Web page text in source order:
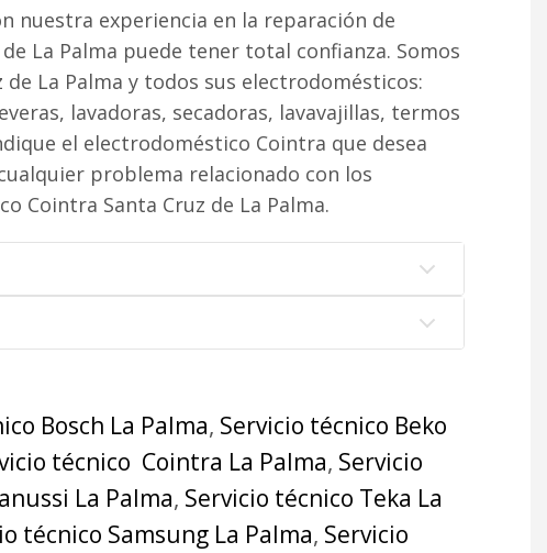
nuestra experiencia en la reparación de
La Palma puede tener total confianza. Somos
La Palma y todos sus electrodomésticos:
lavadoras, secadoras, lavavajillas, termos
el electrodoméstico Cointra que desea
problema relacionado con los
Cointra Santa Cruz de La Palma.
Bosch La Palma, Servicio técnico Beko
técnico Cointra La Palma, Servicio
La Palma, Servicio técnico Teka La
técnico Samsung La Palma, Servicio